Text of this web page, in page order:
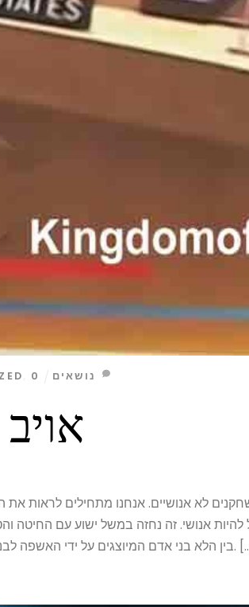
נושאים 0
לא אנושיים. אנחנו מתחילים לראות את
אנושי. זה נחזה במשל ישוע עם החיטה
האשפה לבני האדם, המיוצגים על ידי החיטה. […]